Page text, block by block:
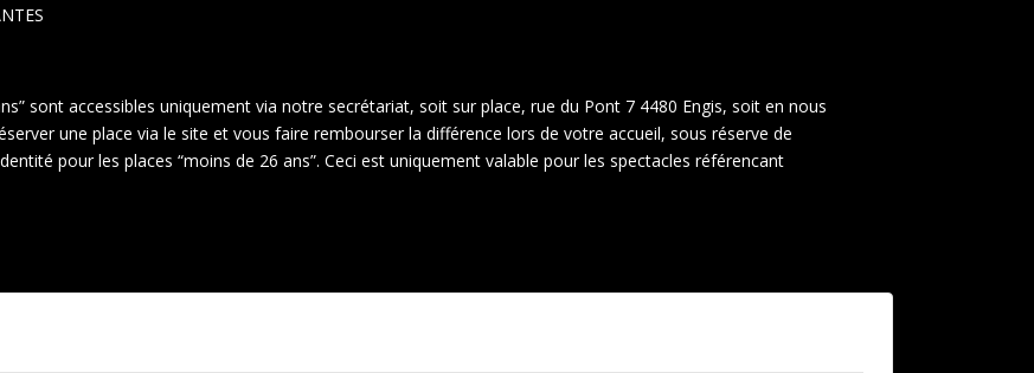
sont accessibles uniquement via notre secrétariat, soit sur place, rue du Pont 7 4480 Engis, soit en nous
une place via le site et vous faire rembourser la différence lors de votre accueil, sous réserve de
pour les places “moins de 26 ans”. Ceci est uniquement valable pour les spectacles référencant